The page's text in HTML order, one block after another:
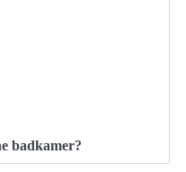
badkamer?